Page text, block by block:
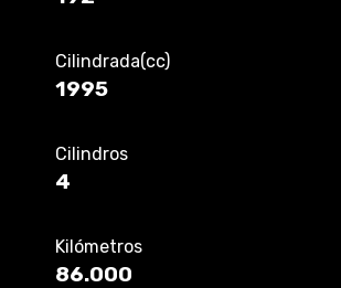
Cilindrada(cc)
1995
Cilindros
4
Kilómetros
86.000